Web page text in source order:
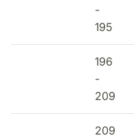
-
195
196
-
209
209